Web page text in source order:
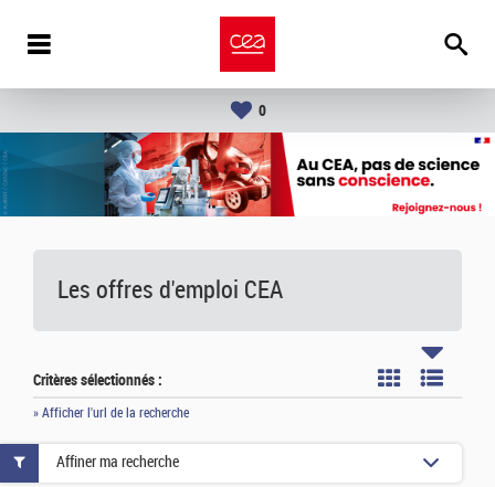
0
Les offres d'emploi CEA
Critères sélectionnés :
» Afficher l'url de la recherche
Affiner ma recherche